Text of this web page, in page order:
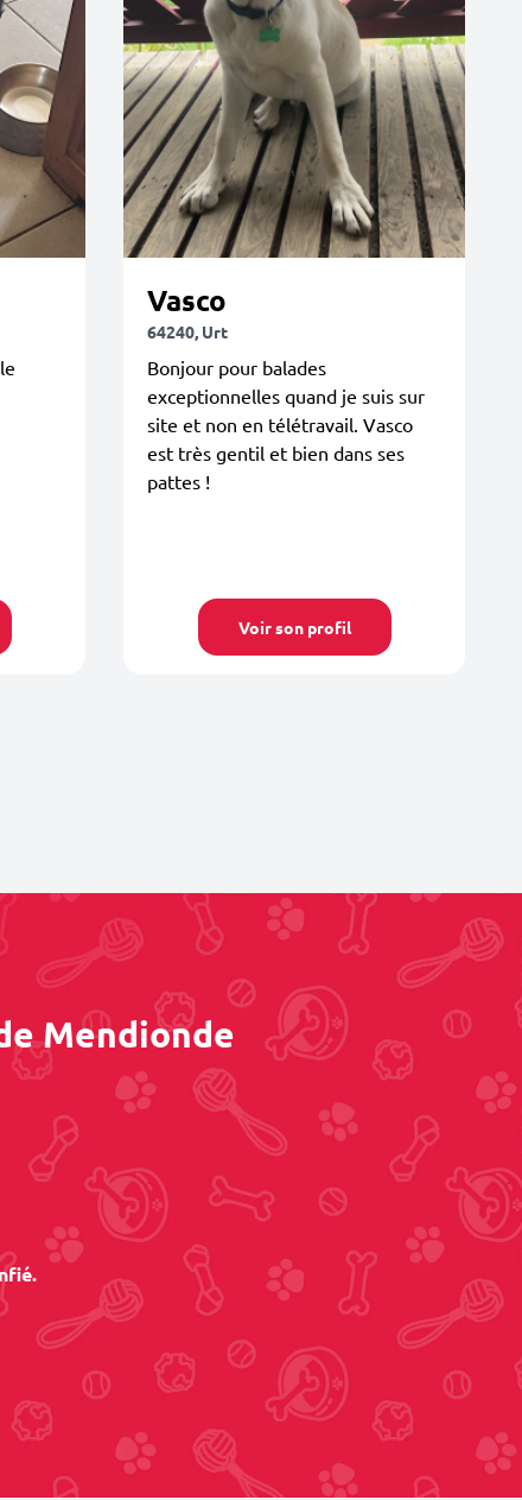
Vasco
64240, Urt
Bonjour pour balades
exceptionnelles quand je suis sur
site et non en télétravail. Vasco
est très gentil et bien dans ses
pattes !
Voir son profil
Mendionde